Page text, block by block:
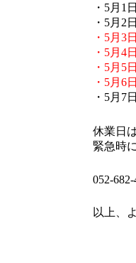
・5月1
・5月2
・5月3
・5月4
・5月5
・5月6
・5月7
休業日
緊急時
052-
以上、